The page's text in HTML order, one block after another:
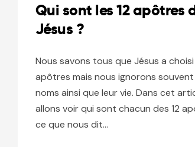
Qui sont les 12 apôtres
Jésus ?
Nous savons tous que Jésus a choisi
apôtres mais nous ignorons souvent
noms ainsi que leur vie. Dans cet
allons voir qui sont chacun des 12
ce que nous dit…